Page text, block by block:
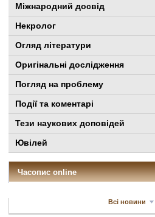
Міжнародний досвід
Некролог
Огляд літератури
Оригінальні дослідження
Погляд на проблему
Події та коментарі
Тези наукових доповідей
Ювілей
Часопис online
Всі новини